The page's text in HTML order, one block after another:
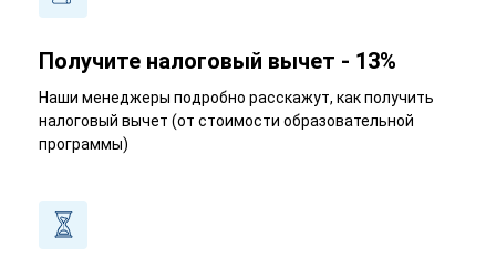
Получите налоговый вычет - 13%
Наши менеджеры подробно расскажут, как получить
налоговый вычет (от стоимости образовательной
программы)